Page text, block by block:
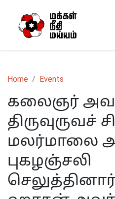
Home Events
கலைஞர்
திருவுருவச்
மலர்மாலை
புகழஞ்சலி